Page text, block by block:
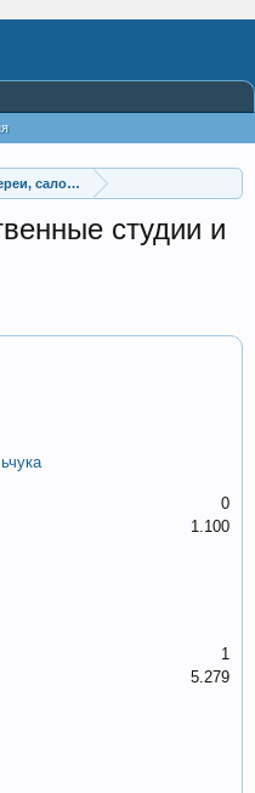
салоны, студии
студии и
0
1.100
1
5.279